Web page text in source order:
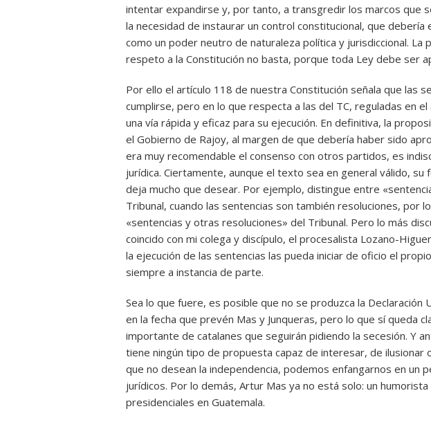
intentar expandirse y, por tanto, a transgredir los marcos que
la necesidad de instaurar un control constitucional, que debería
como un poder neutro de naturaleza política y jurisdiccional. La
respeto a la Constitución no basta, porque toda Ley debe ser
Por ello el artículo 118 de nuestra Constitución señala que las
cumplirse, pero en lo que respecta a las del TC, reguladas en
una vía rápida y eficaz para su ejecución. En definitiva, la
el Gobierno de Rajoy, al margen de que debería haber sido
era muy recomendable el consenso con otros partidos, es
jurídica. Ciertamente, aunque el texto sea en general válido, su
deja mucho que desear. Por ejemplo, distingue entre
Tribunal, cuando las sentencias son también resoluciones, por
«sentencias y otras resoluciones» del Tribunal. Pero lo más
coincido con mi colega y discípulo, el procesalista Lozano-
la ejecución de las sentencias las pueda iniciar de oficio el
siempre a instancia de parte.
Sea lo que fuere, es posible que no se produzca la Declaración
en la fecha que prevén Mas y Junqueras, pero lo que sí queda
importante de catalanes que seguirán pidiendo la secesión. Y
tiene ningún tipo de propuesta capaz de interesar, de ilusionar
que no desean la independencia, podemos enfangarnos en un
jurídicos. Por lo demás, Artur Mas ya no está solo: un
presidenciales en Guatemala.